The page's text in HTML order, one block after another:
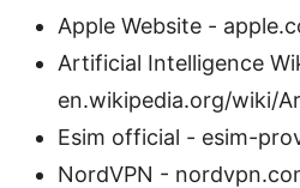
Apple Website -
Artificial Intelligence
en.wikipedia.org/wiki/
Esim official - esim-
NordVPN -